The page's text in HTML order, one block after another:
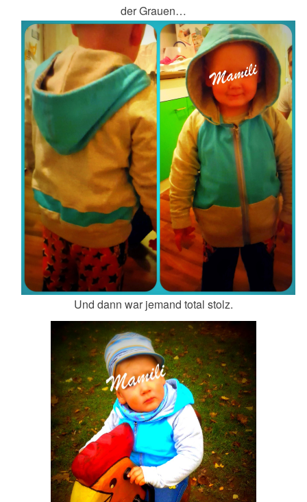
der Grauen…
Und dann war jemand total stolz.